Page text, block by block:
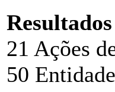
21 Ações
50